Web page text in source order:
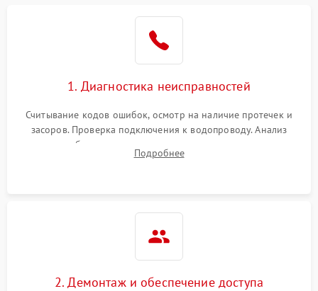
1. Диагностика неисправностей
Считывание кодов ошибок, осмотр на наличие протечек и
засоров. Проверка подключения к водопроводу. Анализ
жалоб на отсутствие слива, нагрева, вращения
разбрызгивателей или срабатывание системы защиты
Подробнее
2. Демонтаж и обеспечение доступа